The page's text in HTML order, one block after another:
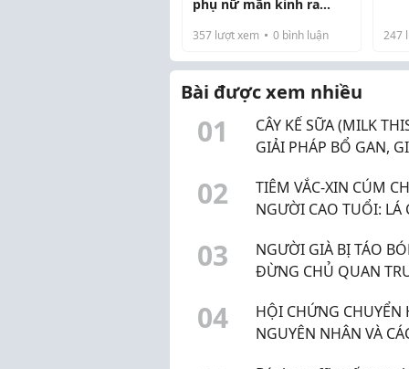
phụ nữ mãn kinh ra
357 lượt xem 0 bình luận 247
Bài được xem nhiều
01
CÂY KẾ SỮA (MILK
GIẢI PHÁP BỔ GAN,
02
TIÊM VẮC-XIN CÚM
NGƯỜI CAO TUỔI: LÁ
03
NGƯỜI GIÀ BỊ TÁO
ĐỪNG CHỦ QUAN
CHỨNG
04
HỘI CHỨNG CHUYỂN
NGUYÊN NHÂN VÀ